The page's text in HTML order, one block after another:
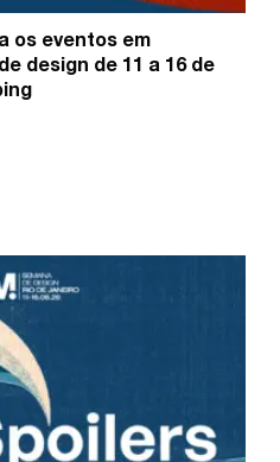
os eventos em
design de 11 a 16 de